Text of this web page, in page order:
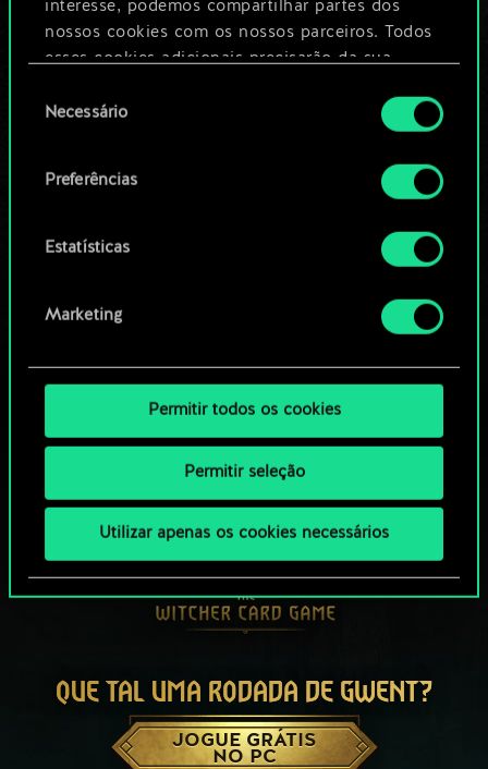
interesse, podemos compartilhar partes dos
nossos cookies com os nossos parceiros. Todos
esses cookies adicionais precisarão da sua
Você encontrará todos os detalhes sobre o uso
de cookies e poderá ajustar as suas preferências
no menu "Configurações" abaixo.
deNecessário
Preferências
Estatísticas
Marketing
Permitir todos os cookies
Permitir seleção
Utilizar apenas os cookies necessários
um guia
QUE TAL UMA RODADA DE GWENT?
JOGUE GRÁTIS
NO PC